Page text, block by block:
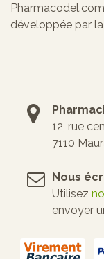
développée par
12, rue
7110
Nous
Utilisez
envoyer